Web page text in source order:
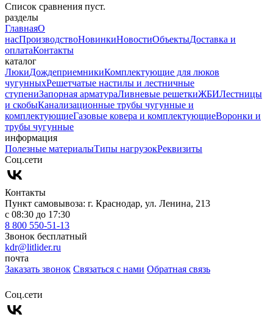
Список сравнения пуст.
разделы
ГлавнаяО
насПроизводствоНовинкиНовостиОбъектыДоставка и
оплатаКонтакты
каталог
ЛюкиДождеприемникиКомплектующие для люков
чугунныхРешетчатые настилы и лестничные
ступениЗапорная арматураЛивневые решеткиЖБИЛестницы
и скобыКанализационные трубы чугунные и
комплектующиеГазовые ковера и комплектующиеВоронки и
трубы чугунные
информация
Полезные материалыТипы нагрузокРеквизиты
Cоц.сети
Контакты
Пункт самовывоза: г. Краснодар, ул. Ленина, 213
с 08:30 до 17:30
8 800 550-51-13
Звонок бесплатный
kdr@litlider.ru
почта
Заказать звонок Связаться с нами Обратная связь
Cоц.сети